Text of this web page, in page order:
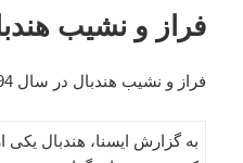
فراز و نشیب
فراز و نشیب هندبال در سال 94
به گزارش ایسنا، هندبال